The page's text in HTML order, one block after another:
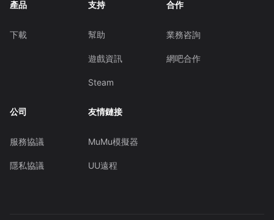
產品
下載
支持
幫助
遊戲資訊
Steam
合作
業務咨詢
網吧合作
公司
服務協議
隱私協議
友情鏈接
MuMu模擬器
UU遠程